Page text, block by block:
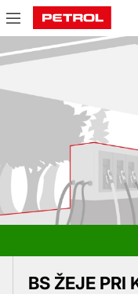
Prodajna
mesta
BS ŽEJE PRI